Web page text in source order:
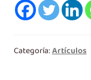
Categoría:Artículos